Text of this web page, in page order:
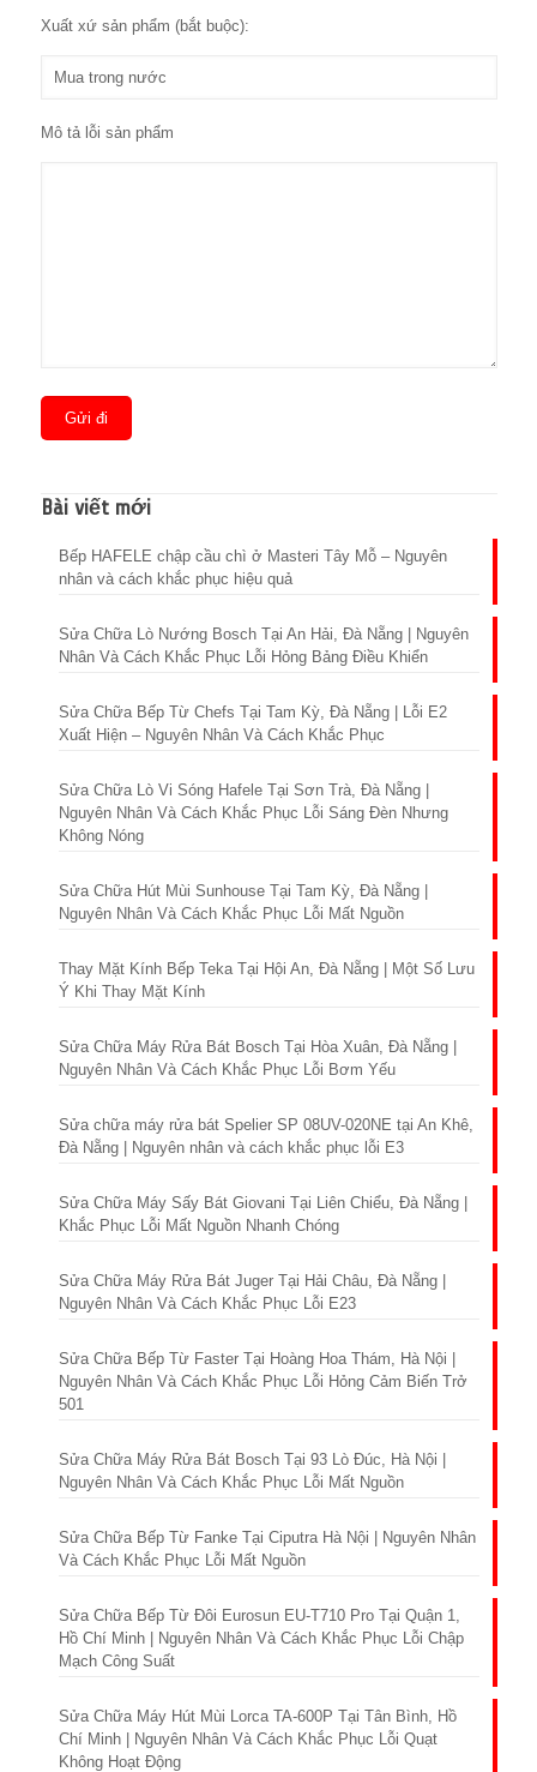
Xuất xứ sản phẩm (bắt buộc):
Mô tả lỗi sản phẩm
Bài viết mới
Bếp HAFELE chập cầu chì ở Masteri Tây Mỗ – Nguyên
nhân và cách khắc phục hiệu quả
Sửa Chữa Lò Nướng Bosch Tại An Hải, Đà Nẵng | Nguyên
Nhân Và Cách Khắc Phục Lỗi Hỏng Bảng Điều Khiển
Sửa Chữa Bếp Từ Chefs Tại Tam Kỳ, Đà Nẵng | Lỗi E2
Xuất Hiện – Nguyên Nhân Và Cách Khắc Phục
Sửa Chữa Lò Vi Sóng Hafele Tại Sơn Trà, Đà Nẵng |
Nguyên Nhân Và Cách Khắc Phục Lỗi Sáng Đèn Nhưng
Không Nóng
Sửa Chữa Hút Mùi Sunhouse Tại Tam Kỳ, Đà Nẵng |
Nguyên Nhân Và Cách Khắc Phục Lỗi Mất Nguồn
Thay Mặt Kính Bếp Teka Tại Hội An, Đà Nẵng | Một Số Lưu
Ý Khi Thay Mặt Kính
Sửa Chữa Máy Rửa Bát Bosch Tại Hòa Xuân, Đà Nẵng |
Nguyên Nhân Và Cách Khắc Phục Lỗi Bơm Yếu
Sửa chữa máy rửa bát Spelier SP 08UV-020NE tại An Khê,
Đà Nẵng | Nguyên nhân và cách khắc phục lỗi E3
Sửa Chữa Máy Sấy Bát Giovani Tại Liên Chiểu, Đà Nẵng |
Khắc Phục Lỗi Mất Nguồn Nhanh Chóng
Sửa Chữa Máy Rửa Bát Juger Tại Hải Châu, Đà Nẵng |
Nguyên Nhân Và Cách Khắc Phục Lỗi E23
Sửa Chữa Bếp Từ Faster Tại Hoàng Hoa Thám, Hà Nội |
Nguyên Nhân Và Cách Khắc Phục Lỗi Hỏng Cảm Biến Trở
501
Sửa Chữa Máy Rửa Bát Bosch Tại 93 Lò Đúc, Hà Nội |
Nguyên Nhân Và Cách Khắc Phục Lỗi Mất Nguồn
Sửa Chữa Bếp Từ Fanke Tại Ciputra Hà Nội | Nguyên Nhân
Và Cách Khắc Phục Lỗi Mất Nguồn
Sửa Chữa Bếp Từ Đôi Eurosun EU-T710 Pro Tại Quận 1,
Hồ Chí Minh | Nguyên Nhân Và Cách Khắc Phục Lỗi Chập
Mạch Công Suất
Sửa Chữa Máy Hút Mùi Lorca TA-600P Tại Tân Bình, Hồ
Chí Minh | Nguyên Nhân Và Cách Khắc Phục Lỗi Quạt
Không Hoạt Động